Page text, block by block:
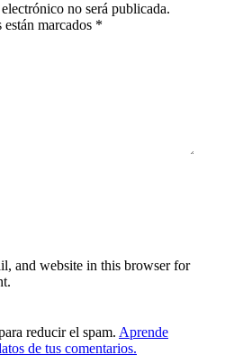
no será publicada.
marcados *
and website in this browser for
reducir el spam. Aprende
de tus comentarios.